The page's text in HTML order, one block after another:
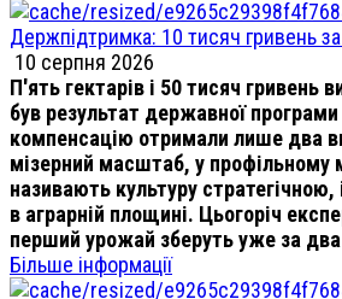
Держпідтримка: 10 тисяч гривень
10 серпня 2026
П'ять гектарів і 50 тисяч гривень
був результат державної програми
компенсацію отримали лише два
мізерний масштаб, у профільному
називають культуру
в аграрній площині. Цьогоріч
перший урожай зберуть уже за
Більше інформації